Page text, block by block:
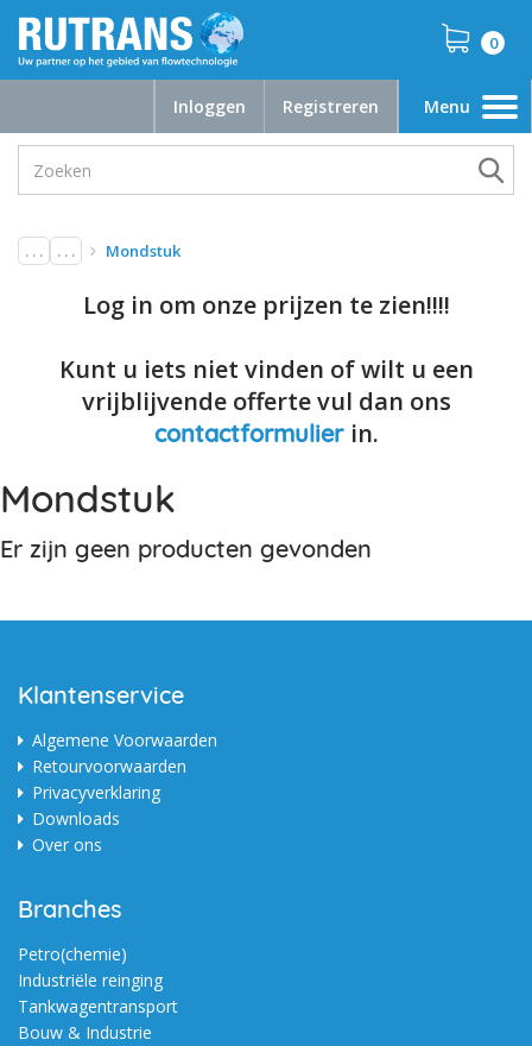
0
Inloggen Registreren
Toggle
navigation
Menu
. . . . . . Mondstuk
Log in om onze prijzen te zien!!!!
Kunt u iets niet vinden of wilt u een
vrijblijvende offerte vul dan ons
contactformulier in.
Mondstuk
Er zijn geen producten gevonden
Klantenservice
Algemene Voorwaarden
Retourvoorwaarden
Privacyverklaring
Downloads
Over ons
Branches
Petro(chemie)
Industriële reinging
Tankwagentransport
Bouw & Industrie